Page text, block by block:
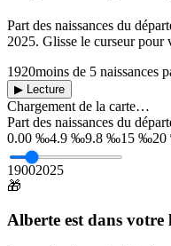
Part des naissances du
2025. Glisse le curseur pour
1920moins de 5 naissances
▶ Lecture
Chargement de la carte…
Part des naissances du
0.00 ‰4.9 ‰9.8 ‰15 ‰
19002025
🎁
Alberte est dans votre